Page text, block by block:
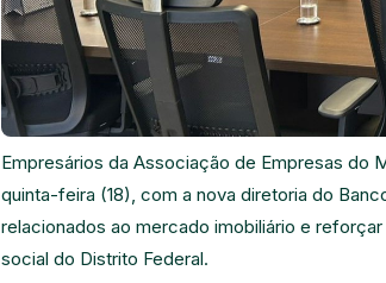
Empresários da Associação de Empresas do
quinta-feira (18), com a nova diretoria do
relacionados ao mercado imobiliário e
social do Distrito Federal.